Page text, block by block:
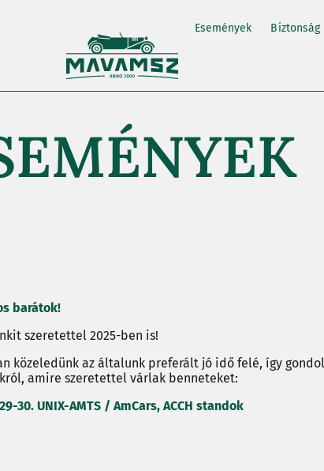
Események Biztonság
barátok!
szeretettel 2025-ben is!
közeledünk az általunk preferált jó idő felé, így
amire szeretettel várlak benneteket:
30. UNIX-AMTS / AmCars, ACCH standok